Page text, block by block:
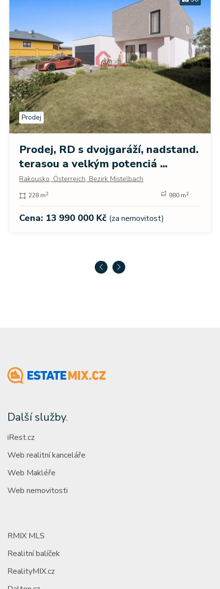
Prodej
Prodej, RD s dvojgaráží, nadstand.
terasou a velkým potenciá ...
Rakousko, Österreich, Bezirk Mistelbach
228 m2 980 m2
Cena: 13 990 000 Kč (za nemovitost)
Další služby.
iRest.cz
Web realitní kanceláře
Web Makléře
Web nemovitosti
RMIX MLS
Realitní balíček
RealityMIX.cz